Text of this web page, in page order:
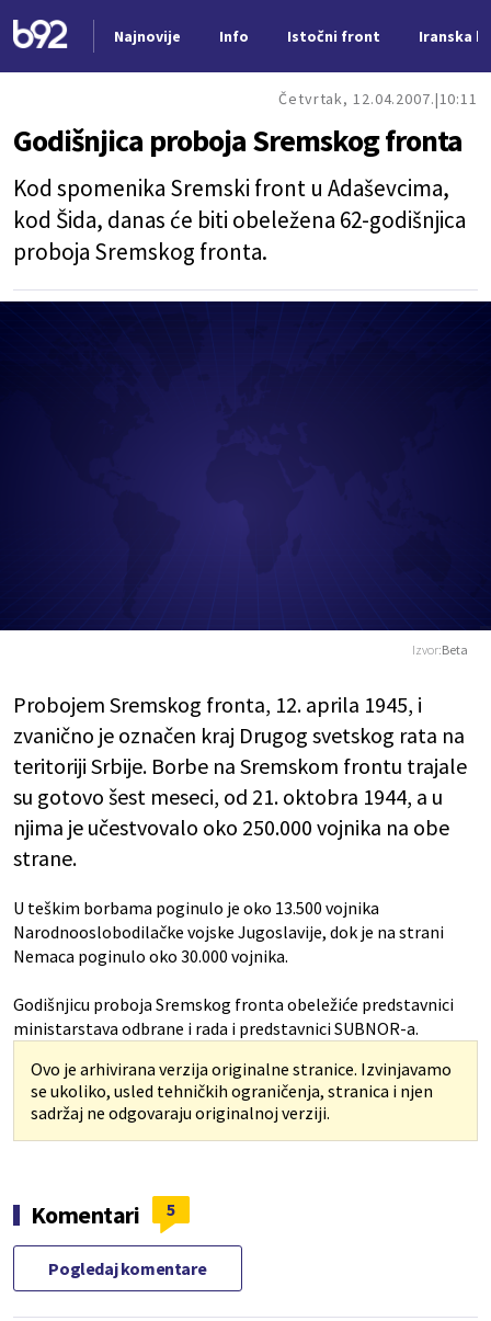
Najnovije Info Istočni front Iranska
Četvrtak, 12.04.2007. 10:11
Godišnjica proboja Sremskog fronta
Kod spomenika Sremski front u Adaševcima,
kod Šida, danas će biti obeležena 62-godišnjica
proboja Sremskog fronta.
Izvor:Beta
Probojem Sremskog fronta, 12. aprila 1945, i
zvanično je označen kraj Drugog svetskog rata na
teritoriji Srbije. Borbe na Sremskom frontu trajale
su gotovo šest meseci, od 21. oktobra 1944, a u
njima je učestvovalo oko 250.000 vojnika na obe
strane.
U teškim borbama poginulo je oko 13.500 vojnika
Narodnooslobodilačke vojske Jugoslavije, dok je na strani
Nemaca poginulo oko 30.000 vojnika.
Godišnjicu proboja Sremskog fronta obeležiće predstavnici
ministarstava odbrane i rada i predstavnici SUBNOR-a.
Ovo je arhivirana verzija originalne stranice. Izvinjavamo
se ukoliko, usled tehničkih ograničenja, stranica i njen
sadržaj ne odgovaraju originalnoj verziji.
Komentari 5
Pogledaj komentare